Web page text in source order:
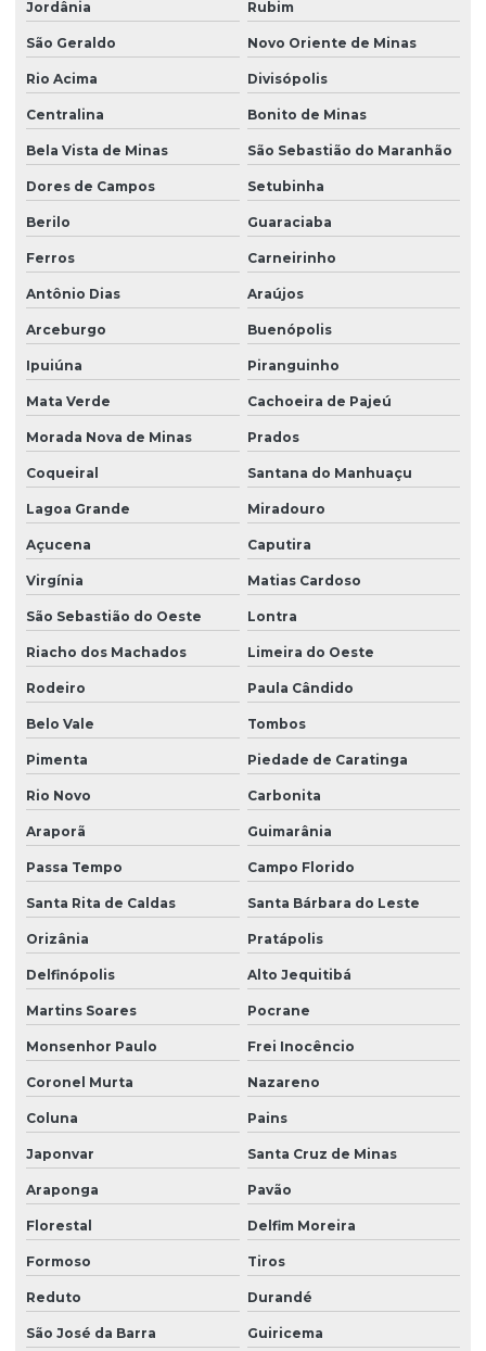
Jordânia Rubim
São Geraldo Novo Oriente de Minas
Rio Acima Divisópolis
Centralina Bonito de Minas
Bela Vista de Minas São Sebastião do Maranhão
Dores de Campos Setubinha
Berilo Guaraciaba
Ferros Carneirinho
Antônio Dias Araújos
Arceburgo Buenópolis
Ipuiúna Piranguinho
Mata Verde Cachoeira de Pajeú
Morada Nova de Minas Prados
Coqueiral Santana do Manhuaçu
Lagoa Grande Miradouro
Açucena Caputira
Virgínia Matias Cardoso
São Sebastião do Oeste Lontra
Riacho dos Machados Limeira do Oeste
Rodeiro Paula Cândido
Belo Vale Tombos
Pimenta Piedade de Caratinga
Rio Novo Carbonita
Araporã Guimarânia
Passa Tempo Campo Florido
Santa Rita de Caldas Santa Bárbara do Leste
Orizânia Pratápolis
Delfinópolis Alto Jequitibá
Martins Soares Pocrane
Monsenhor Paulo Frei Inocêncio
Coronel Murta Nazareno
Coluna Pains
Japonvar Santa Cruz de Minas
Araponga Pavão
Florestal Delfim Moreira
Formoso Tiros
Reduto Durandé
São José da Barra Guiricema